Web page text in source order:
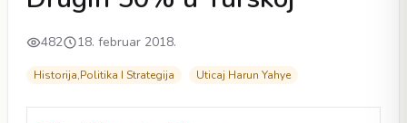
482 18. februar 2018.
Historija,Politika I Strategija Uticaj Harun Yahye